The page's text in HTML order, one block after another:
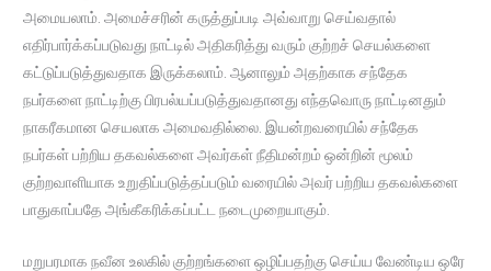
அமையலாம். அமைச்சரின் கருத்துப்படி அவ்வாறு செய்வதால்
எதிர்பார்க்கப்படுவது நாட்டில் அதிகரித்து வரும் குற்றச் செயல்களை
கட்டுப்படுத்துவதாக இருக்கலாம். ஆனாலும் அதற்காக சந்தேக
நபர்களை நாட்டிற்கு பிரபல்யப்படுத்துவதானது எந்தவொரு நாட்டினதும்
நாகரீகமான செயலாக அமைவதில்லை. இயன்றவரையில் சந்தேக
நபர்கள் பற்றிய தகவல்களை அவர்கள் நீதிமன்றம் ஒன்றின் மூலம்
குற்றவாளியாக உறுதிப்படுத்தப்படும் வரையில் அவர் பற்றிய தகவல்களை
பாதுகாப்பதே அங்கீகரிக்கப்பட்ட நடைமுறையாகும்.
மறுபரமாக நவீன உலகில் குற்றங்களை ஒழிப்பதற்கு செய்ய வேண்டிய ஒரே